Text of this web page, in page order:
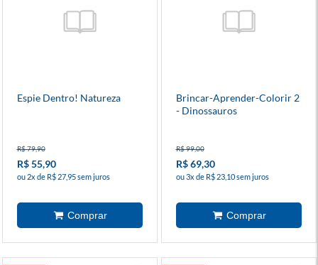
Espie Dentro! Natureza
R$ 79,90
R$ 55,90
ou 2x de R$ 27,95 sem juros
Brincar-Aprender-Colorir 2
- Dinossauros
R$ 99,00
R$ 69,30
ou 3x de R$ 23,10 sem juros